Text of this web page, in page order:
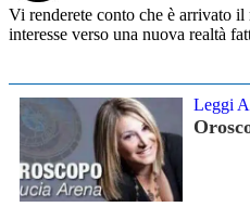
Vi renderete conto che è arrivato
interesse verso una nuova realtà
Leggi